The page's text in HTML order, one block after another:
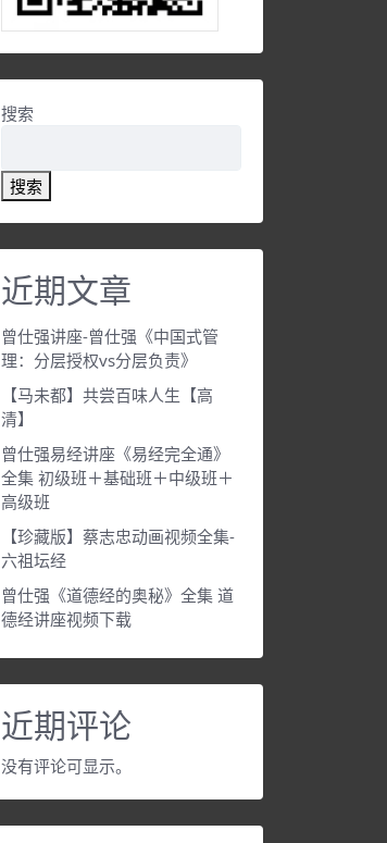
搜索
搜索
近期文章
曾仕强讲座-曾仕强《中国式管
理：分层授权vs分层负责》
【马未都】共尝百味人生【高
清】
曾仕强易经讲座《易经完全通》
全集 初级班＋基础班＋中级班＋
高级班
【珍藏版】蔡志忠动画视频全集-
六祖坛经
曾仕强《道德经的奥秘》全集 道
德经讲座视频下载
近期评论
没有评论可显示。